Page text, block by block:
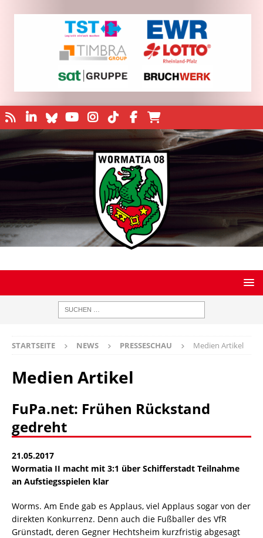
STARTSEITE NEWS PRESSESCHAU Medien Artikel
Medien Artikel
FuPa.net: Frühen Rückstand
gedreht
21.05.2017
Wormatia II macht mit 3:1 über Schifferstadt Teilnahme
an Aufstiegsspielen klar
Worms. Am Ende gab es Applaus, viel Applaus sogar von der
direkten Konkurrenz. Denn auch die Fußballer des VfR
Grünstadt, deren Gegner Hechtsheim kurzfristig abgesagt